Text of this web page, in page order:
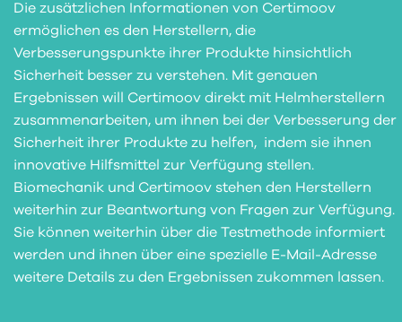
Die zusätzlichen Informationen von Certimoov
ermöglichen es den Herstellern, die
Verbesserungspunkte ihrer Produkte hinsichtlich
Sicherheit besser zu verstehen. Mit genauen
Ergebnissen will Certimoov direkt mit Helmherstellern
zusammenarbeiten, um ihnen bei der Verbesserung der
Sicherheit ihrer Produkte zu helfen, indem sie ihnen
innovative Hilfsmittel zur Verfügung stellen.
Biomechanik und Certimoov stehen den Herstellern
weiterhin zur Beantwortung von Fragen zur Verfügung.
Sie können weiterhin über die Testmethode informiert
werden und ihnen über eine spezielle E-Mail-Adresse
weitere Details zu den Ergebnissen zukommen lassen.